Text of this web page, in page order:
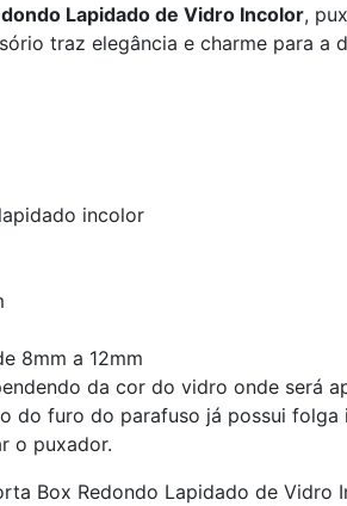
Lapidado de Vidro Incolor,
traz elegância e charme para a
incolor
8mm a 12mm
da cor do vidro onde será
do furo do parafuso já possui
o puxador.
Box Redondo Lapidado de